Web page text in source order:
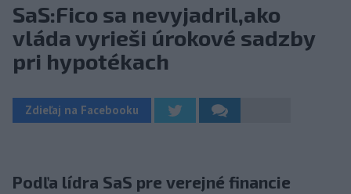
SaS:Fico sa nevyjadril,ako
vláda vyrieši úrokové sadzby
pri hypotékach
Zdieľaj na Facebooku
Podľa lídra SaS pre verejné financie